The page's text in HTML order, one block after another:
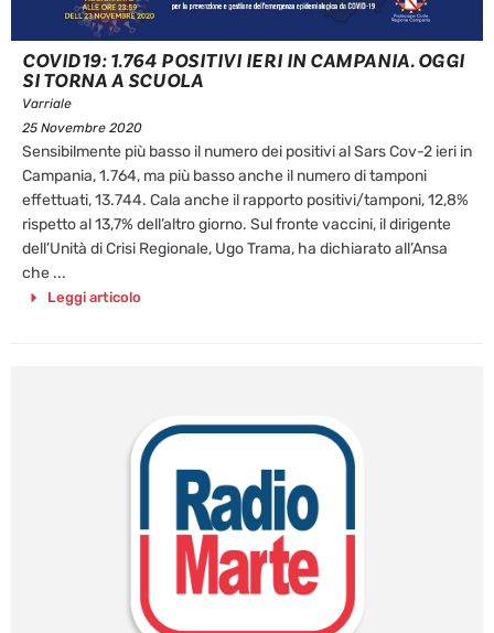
COVID19: 1.764 POSITIVI IERI IN CAMPANIA. OGGI
SI TORNA A SCUOLA
Varriale
25 Novembre 2020
Sensibilmente più basso il numero dei positivi al Sars Cov-2 ieri in
Campania, 1.764, ma più basso anche il numero di tamponi
effettuati, 13.744. Cala anche il rapporto positivi/tamponi, 12,8%
rispetto al 13,7% dell’altro giorno. Sul fronte vaccini, il dirigente
dell’Unità di Crisi Regionale, Ugo Trama, ha dichiarato all’Ansa
che ...
Leggi articolo